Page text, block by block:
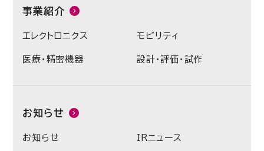
事業紹介
エレクトロニクス モビリティ
医療・精密機器 設計・評価・試作
お知らせ
お知らせ IRニュース